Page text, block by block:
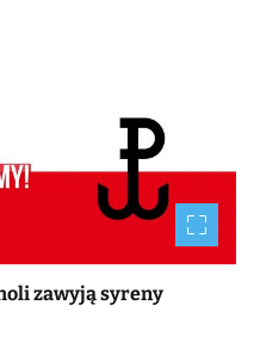
zawyją syreny